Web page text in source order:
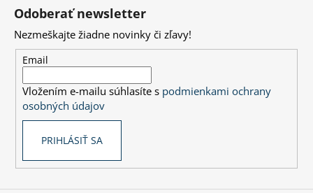
Odoberať newsletter
Nezmeškajte žiadne novinky či zľavy!
Email
Vložením e-mailu súhlasíte s podmienkami ochrany
osobných údajov
PRIHLÁSIŤ SA